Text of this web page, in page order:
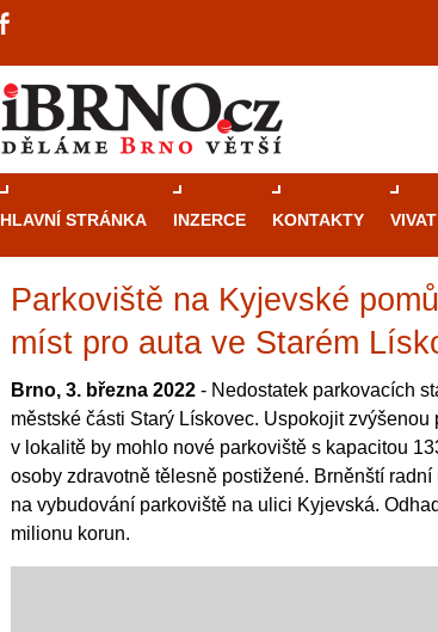
HLAVNÍ STRÁNKA INZERCE KONTAKTY
Parkoviště na Kyjevské
míst pro auta ve Starém
Brno, 3. března 2022 - Nedostatek parkovacích
městské části Starý Lískovec. Uspokojit
v lokalitě by mohlo nové parkoviště s kapacitou
osoby zdravotně tělesně postižené. Brněnští
na vybudování parkoviště na ulici Kyjevská.
milionu korun.
Průvodce
rulety po
Brno je
restaurace,
místem, kde
různé
metropoli
rulety až po
návštěvníky, tak pro příležitostné hráče. V...